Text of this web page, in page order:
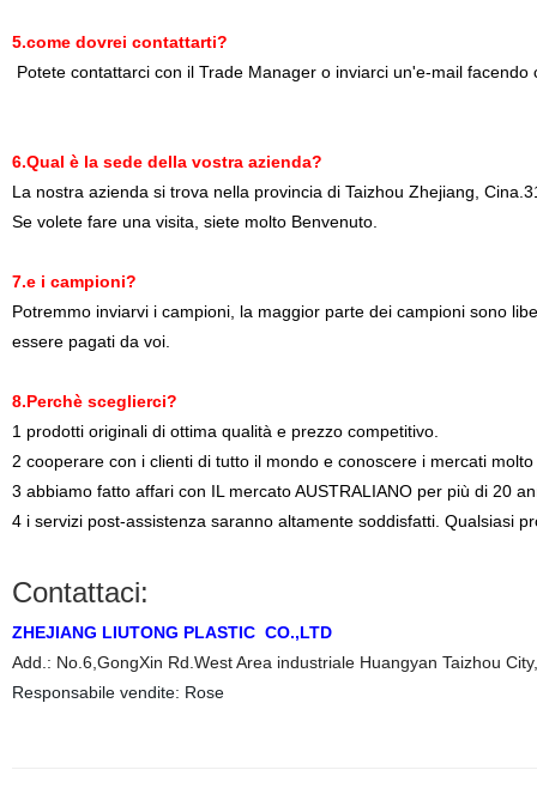
5.come dovrei contattarti?
Potete contattarci con il Trade Manager o inviarci un'e-mail
6.Qual è la sede della vostra azienda?
La nostra azienda si trova nella provincia di Taizhou Zhejiang,
Se volete fare una visita, siete molto Benvenuto.
7.e i campioni?
Potremmo inviarvi i campioni, la maggior parte dei campioni sono
essere pagati da voi.
8.Perchè sceglierci?
1 prodotti originali di ottima qualità e prezzo competitivo.
2 cooperare con i clienti di tutto il mondo e conoscere i mercati
3 abbiamo fatto affari con IL mercato AUSTRALIANO per più di 20
4 i servizi post-assistenza saranno altamente soddisfatti. Qualsiasi
Contattaci:
ZHEJIANG LIUTONG PLASTIC CO.,LTD
Add.: No.6,GongXin Rd.West Area industriale Huangyan Taizhou
Responsabile vendite: Rose